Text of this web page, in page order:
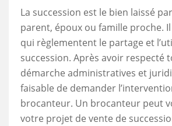
La succession est le bien laissé
parent, époux ou famille proche.
qui règlementent le partage et
succession. Après avoir respecté
démarche administratives et
faisable de demander
brocanteur. Un brocanteur peut
votre projet de vente de